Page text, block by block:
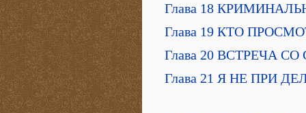
Глава 18
Глава 19 КТО
Глава 20 ВСТРЕЧА
Глава 21 Я НЕ ПРИ